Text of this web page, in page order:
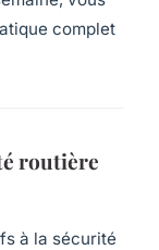
complet
routière
à la sécurité